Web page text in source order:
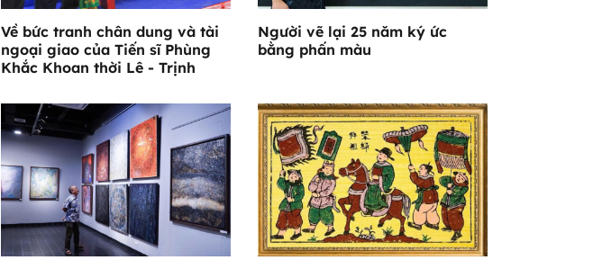
Về bức tranh chân dung và tài
ngoại giao của Tiến sĩ Phùng
Khắc Khoan thời Lê - Trịnh
Người vẽ lại 25 năm ký ức
bằng phấn màu